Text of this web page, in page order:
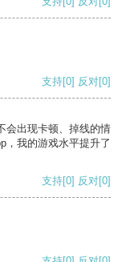
支持[0] 反对[0]
会出现卡顿、掉线的情
，我的游戏水平提升了
支持[0] 反对[0]